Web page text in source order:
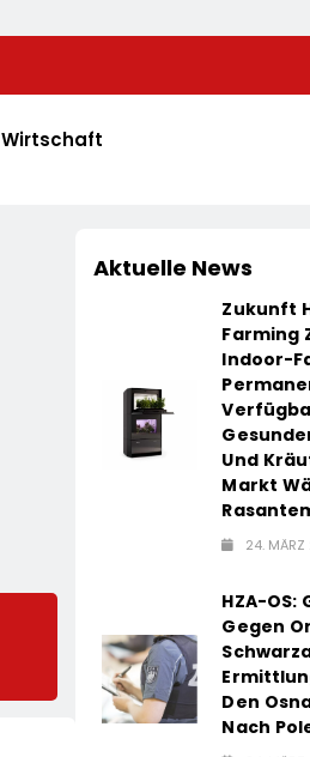
Hektische
Wirtschaft
Aktuelle News
Zukunft
Farming
Indoor-
Und
Markt
24.
HZA-OS:
Gegen
Den
Nach